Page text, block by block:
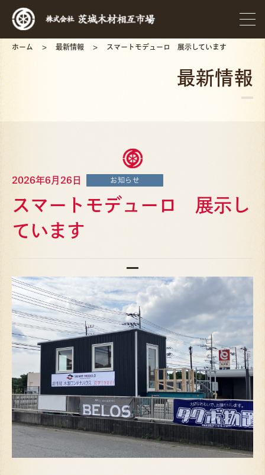
ホーム 最新情報 スマートモデューロ 展示しています
最新情報
2026年6月26日 お知らせ
スマートモデューロ 展示し
ています